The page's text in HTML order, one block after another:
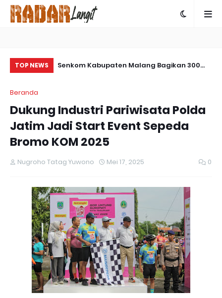
TOP NEWS
Paser Buat
Senkom Kabupaten Malang Bagikan 300
Beranda
Dukung Industri Pariwisata Polda
Jatim Jadi Start Event Sepeda
Bromo KOM 2025
Nugroho Tatag Yuwono Mei 17, 2025 0